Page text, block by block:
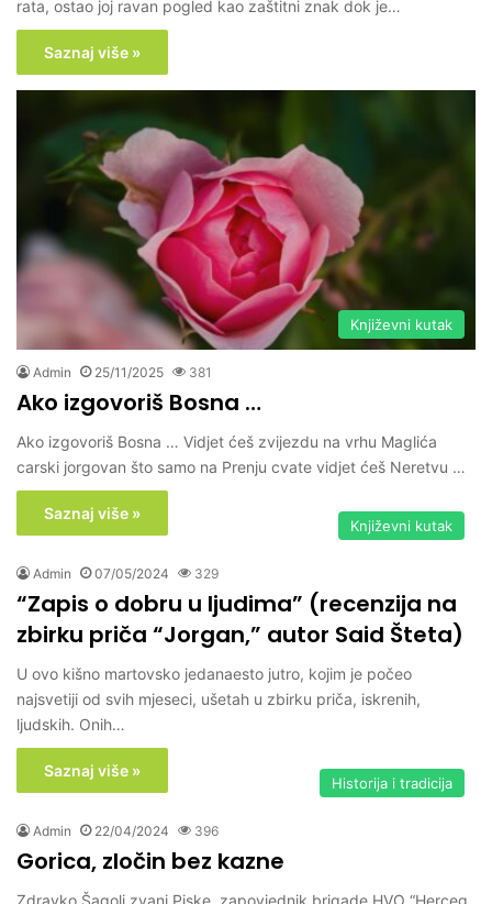
rata, ostao joj ravan pogled kao zaštitni znak dok je…
Saznaj više »
Književni kutak
Admin 25/11/2025 381
Ako izgovoriš Bosna …
Ako izgovoriš Bosna … Vidjet ćeš zvijezdu na vrhu Maglića
carski jorgovan što samo na Prenju cvate vidjet ćeš Neretvu …
Saznaj više »
Književni kutak
Admin 07/05/2024 329
“Zapis o dobru u ljudima” (recenzija na
zbirku priča “Jorgan,” autor Said Šteta)
U ovo kišno martovsko jedanaesto jutro, kojim je počeo
najsvetiji od svih mjeseci, ušetah u zbirku priča, iskrenih,
ljudskih. Onih…
Saznaj više »
Historija i tradicija
Admin 22/04/2024 396
Gorica, zločin bez kazne
Zdravko Šagolj zvani Piske, zapovjednik brigade HVO “Herceg